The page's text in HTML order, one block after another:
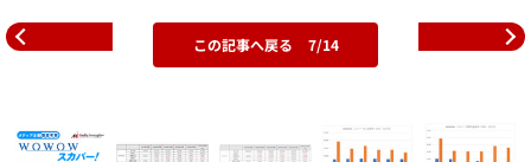
この記事へ戻る 7/14